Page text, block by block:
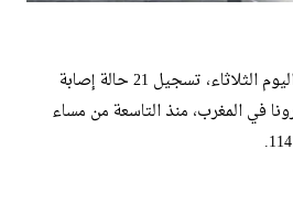
أعلنت وزارة الصحة، صباح اليوم الثلاثاء، تسجيل 21 حالة إصابة
في المغرب، منذ التاسعة من مساء